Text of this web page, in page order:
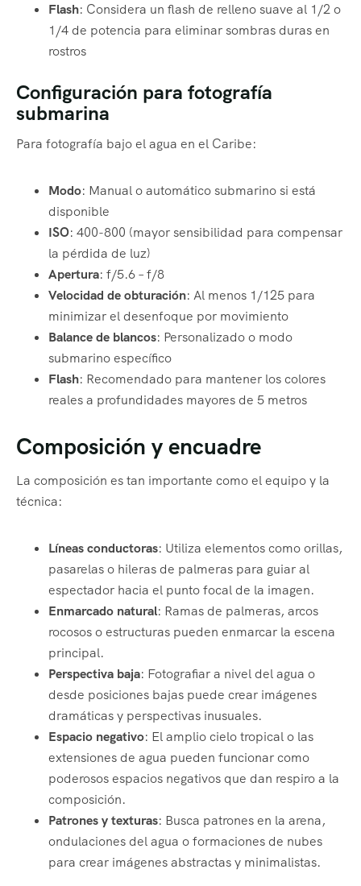
Flash: Considera un flash de relleno suave al 1/2 o
1/4 de potencia para eliminar sombras duras en
rostros
Configuración para fotografía
submarina
Para fotografía bajo el agua en el Caribe:
Modo: Manual o automático submarino si está
disponible
ISO: 400-800 (mayor sensibilidad para compensar
la pérdida de luz)
Apertura: f/5.6 – f/8
Velocidad de obturación: Al menos 1/125 para
minimizar el desenfoque por movimiento
Balance de blancos: Personalizado o modo
submarino específico
Flash: Recomendado para mantener los colores
reales a profundidades mayores de 5 metros
Composición y encuadre
La composición es tan importante como el equipo y la
técnica:
Líneas conductoras: Utiliza elementos como orillas,
pasarelas o hileras de palmeras para guiar al
espectador hacia el punto focal de la imagen.
Enmarcado natural: Ramas de palmeras, arcos
rocosos o estructuras pueden enmarcar la escena
principal.
Perspectiva baja: Fotografiar a nivel del agua o
desde posiciones bajas puede crear imágenes
dramáticas y perspectivas inusuales.
Espacio negativo: El amplio cielo tropical o las
extensiones de agua pueden funcionar como
poderosos espacios negativos que dan respiro a la
composición.
Patrones y texturas: Busca patrones en la arena,
ondulaciones del agua o formaciones de nubes
para crear imágenes abstractas y minimalistas.